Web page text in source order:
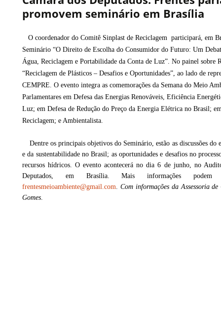
promovem seminário em Brasília
O coordenador do Comitê Sinplast de Reciclagem participará, em
Seminário “O Direito de Escolha do Consumidor do Futuro: Um
Água, Reciclagem e Portabilidade da Conta de Luz”. No painel sobre
“Reciclagem de Plásticos – Desafios e Oportunidades”, ao lado de
CEMPRE. O evento integra as comemorações da Semana do Meio
Parlamentares em Defesa das Energias Renováveis, Eficiência
Luz; em Defesa de Redução do Preço da Energia Elétrica no Brasil;
Reciclagem; e Ambientalista.
Dentre os principais objetivos do Seminário, estão as discussões do
e da sustentabilidade no Brasil; as oportunidades e desafios no
recursos hídricos. O evento acontecerá no dia 6 de junho, no
Deputados, em Brasília. Mais informações
frentesmeioambiente@gmail.com. Com informações da Assessoria
Gomes.